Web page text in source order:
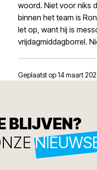
woord. Niet voor niks
binnen het team is
let op, want hij is
vrijdagmiddagborrel.
Geplaatst op 14 maart
BLIJVEN?